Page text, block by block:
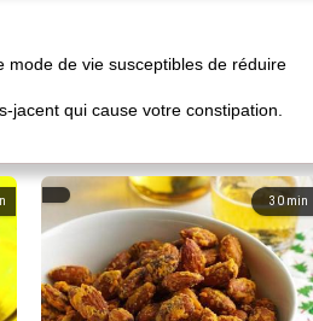
mode de vie susceptibles de réduire
qui cause votre constipation.
30min